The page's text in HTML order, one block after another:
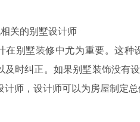
关的别墅设计师
在别墅装修中尤为重要。这
及时纠正。如果别墅装饰没有
计师，设计师可以为房屋制定